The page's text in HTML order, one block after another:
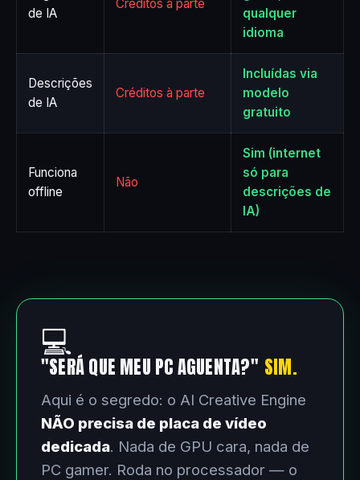
de IA
Créditos à parte
qualquer
idioma
Descrições
de IA
Créditos à parte
Incluídas via
modelo
gratuito
Funciona
offline
Não
Sim (internet
só para
descrições de
IA)
💻
"SERÁ QUE MEU PC AGUENTA?" SIM.
Aqui é o segredo: o AI Creative Engine
NÃO precisa de placa de vídeo
dedicada. Nada de GPU cara, nada de
PC gamer. Roda no processador — o